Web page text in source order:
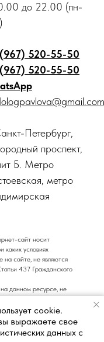
до 22.00 (пн-
520-55-50
520-55-50
Петербург,
проспект,
Б. Метро
метро
сайт носит
каких условиях
сайте, не являются
437 Гражданского
данном ресурсе, не
предоставляться только
к специалистам для
соответствующего
cookie.
выражаете свое
данных с